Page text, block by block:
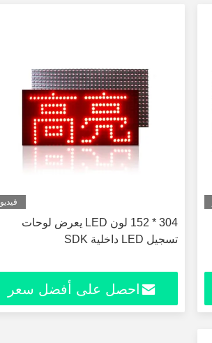
فيديو
304 * 152 لون LED يعرض لوحات
تسجيل LED داخلية SDK
احصل على أفضل سعر